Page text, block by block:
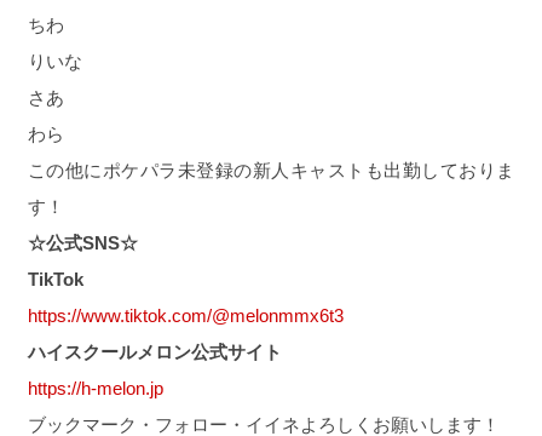
ちわ
りいな
さあ
わら
この他にポケパラ未登録の新人キャストも出勤しておりま
す！
☆公式SNS☆
TikTok
https://www.tiktok.com/@melonmmx6t3
ハイスクールメロン公式サイト
https://h-melon.jp
ブックマーク・フォロー・イイネよろしくお願いします！